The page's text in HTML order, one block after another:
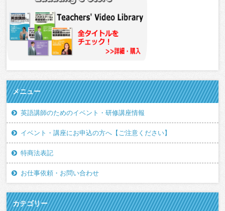
メニュー
英語講師のためのイベント・研修講座情報
イベント・講座にお申込の方へ【ご注意ください】
特商法表記
お仕事依頼・お問い合わせ
カテゴリー